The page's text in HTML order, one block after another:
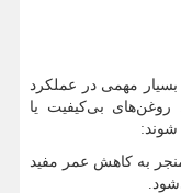
مهمی در عملکرد
بی‌کیفیت یا
شوند:
به کاهش عمر مفید